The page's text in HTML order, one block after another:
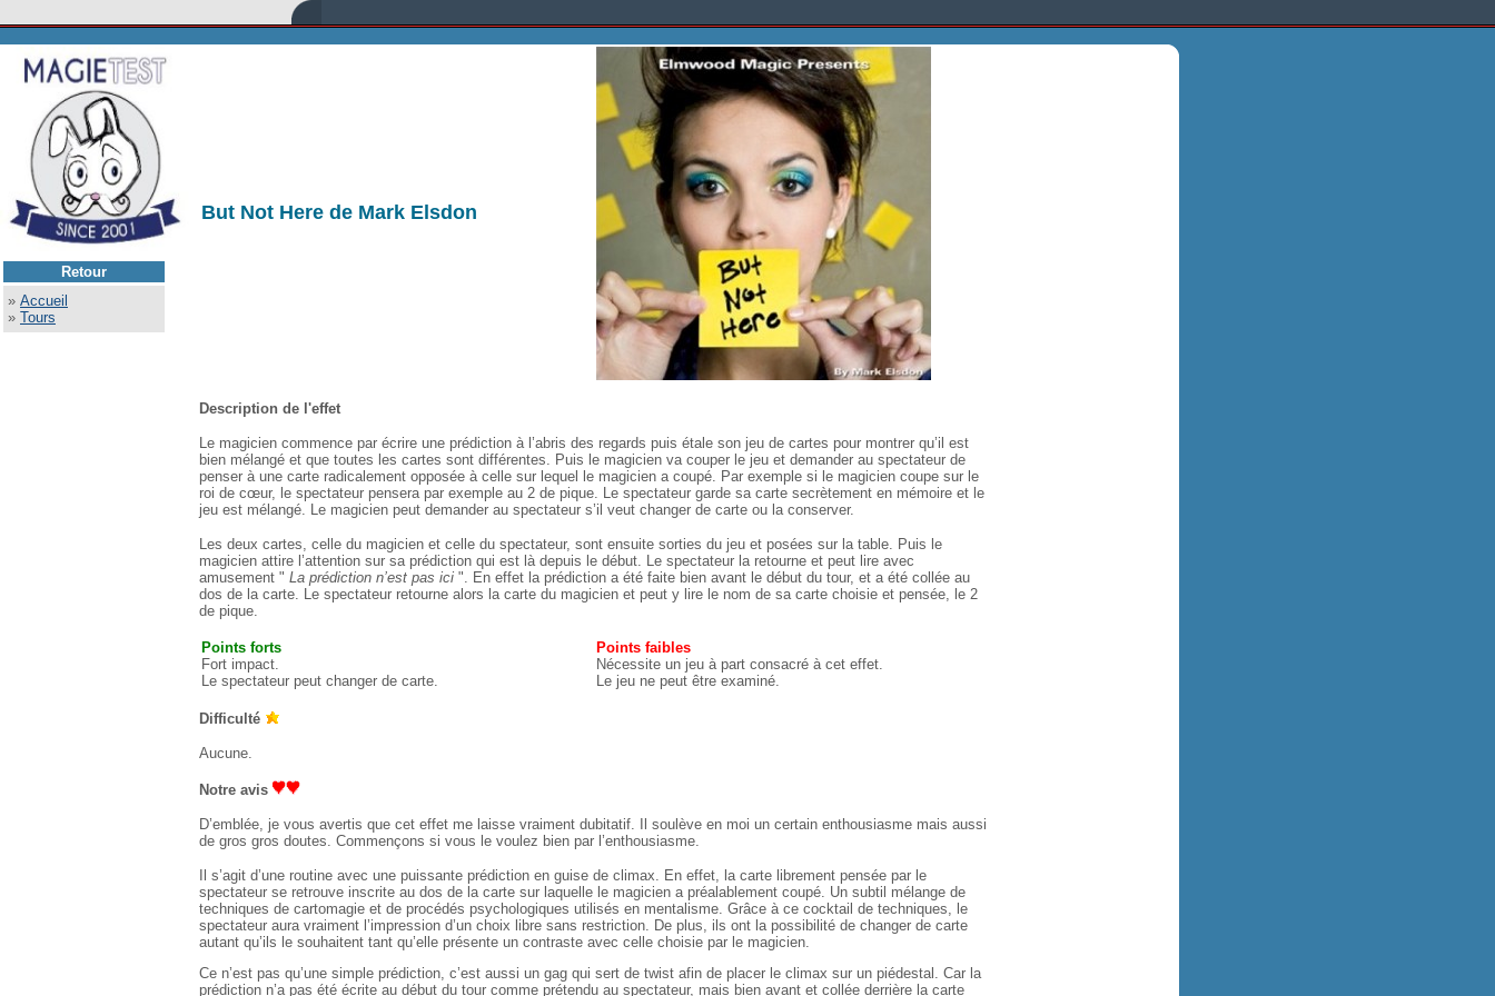
Retour
» Accueil
» Tours
But Not Here de Mark Elsdon
Description de l'effet
Le magicien commence par écrire une prédiction à l’abris des regards puis étale son jeu de cartes pour montrer qu’il est
bien mélangé et que toutes les cartes sont différentes. Puis le magicien va couper le jeu et demander au spectateur de
penser à une carte radicalement opposée à celle sur lequel le magicien a coupé. Par exemple si le magicien coupe sur le
roi de cœur, le spectateur pensera par exemple au 2 de pique. Le spectateur garde sa carte secrètement en mémoire et le
jeu est mélangé. Le magicien peut demander au spectateur s’il veut changer de carte ou la conserver.
Les deux cartes, celle du magicien et celle du spectateur, sont ensuite sorties du jeu et posées sur la table. Puis le
magicien attire l’attention sur sa prédiction qui est là depuis le début. Le spectateur la retourne et peut lire avec
amusement " La prédiction n’est pas ici ". En effet la prédiction a été faite bien avant le début du tour, et a été collée au
dos de la carte. Le spectateur retourne alors la carte du magicien et peut y lire le nom de sa carte choisie et pensée, le 2
de pique.
Points forts
Fort impact.
Le spectateur peut changer de carte.
Points faibles
Nécessite un jeu à part consacré à cet effet.
Le jeu ne peut être examiné.
Difficulté
Aucune.
Notre avis
D’emblée, je vous avertis que cet effet me laisse vraiment dubitatif. Il soulève en moi un certain enthousiasme mais aussi
de gros gros doutes. Commençons si vous le voulez bien par l’enthousiasme.
Il s’agit d’une routine avec une puissante prédiction en guise de climax. En effet, la carte librement pensée par le
spectateur se retrouve inscrite au dos de la carte sur laquelle le magicien a préalablement coupé. Un subtil mélange de
techniques de cartomagie et de procédés psychologiques utilisés en mentalisme. Grâce à ce cocktail de techniques, le
spectateur aura vraiment l’impression d’un choix libre sans restriction. De plus, ils ont la possibilité de changer de carte
autant qu’ils le souhaitent tant qu’elle présente un contraste avec celle choisie par le magicien.
Ce n’est pas qu’une simple prédiction, c’est aussi un gag qui sert de twist afin de placer le climax sur un piédestal. Car la
prédiction n’a pas été écrite au début du tour comme prétendu au spectateur, mais bien avant et collée derrière la carte